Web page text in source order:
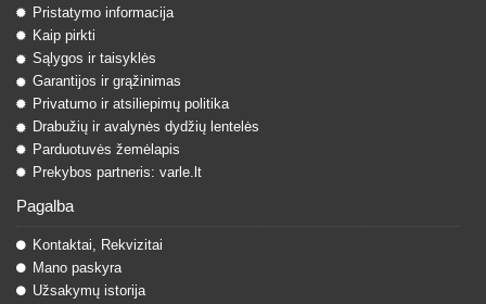
Pristatymo informacija
Kaip pirkti
Sąlygos ir taisyklės
Garantijos ir grąžinimas
Privatumo ir atsiliepimų politika
Drabužių ir avalynės dydžių lentelės
Parduotuvės žemėlapis
Prekybos partneris: varle.lt
Pagalba
Kontaktai, Rekvizitai
Mano paskyra
Užsakymų istorija